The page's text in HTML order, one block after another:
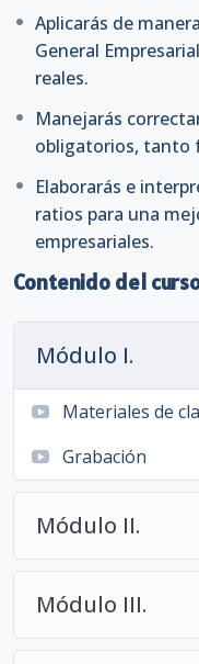
decisiones
infracciones más
sanciones aplicables
Ideal para
desarrollar o
desde cero y
cambios normativos y
Aplicarás de
General
reales.
Manejarás
obligatorios, tanto
Elaborarás e
ratios para una
empresariales.
Contenido del
Módulo I.
Materiales de
Grabación
Módulo II.
Módulo III.